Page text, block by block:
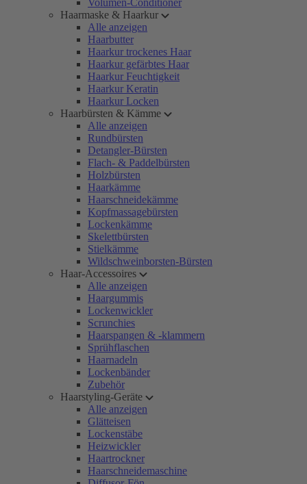
Volumen-Conditioner
Haarmaske & Haarkur
Alle anzeigen
Haarbutter
Haarkur trockenes Haar
Haarkur gefärbtes Haar
Haarkur Feuchtigkeit
Haarkur Keratin
Haarkur Locken
Haarbürsten & Kämme
Alle anzeigen
Rundbürsten
Detangler-Bürsten
Flach- & Paddelbürsten
Holzbürsten
Haarkämme
Haarschneidekämme
Kopfmassagebürsten
Lockenkämme
Skelettbürsten
Stielkämme
Wildschweinborsten-Bürsten
Haar-Accessoires
Alle anzeigen
Haargummis
Lockenwickler
Scrunchies
Haarspangen & -klammern
Sprühflaschen
Haarnadeln
Lockenbänder
Zubehör
Haarstyling-Geräte
Alle anzeigen
Glätteisen
Lockenstäbe
Heizwickler
Haartrockner
Haarschneidemaschine